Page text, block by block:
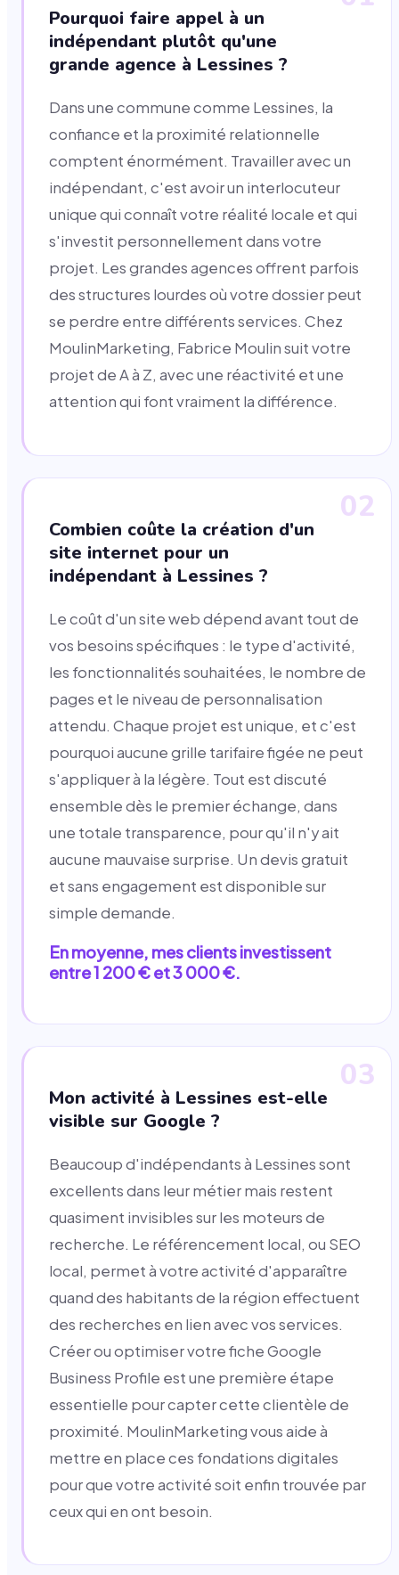
Pourquoi faire appel à un
indépendant plutôt qu'une
grande agence à Lessines ?
Dans une commune comme Lessines, la
confiance et la proximité relationnelle
comptent énormément. Travailler avec un
indépendant, c'est avoir un interlocuteur
unique qui connaît votre réalité locale et qui
s'investit personnellement dans votre
projet. Les grandes agences offrent parfois
des structures lourdes où votre dossier peut
se perdre entre différents services. Chez
MoulinMarketing, Fabrice Moulin suit votre
projet de A à Z, avec une réactivité et une
attention qui font vraiment la différence.
02
Combien coûte la création d'un
site internet pour un
indépendant à Lessines ?
Le coût d'un site web dépend avant tout de
vos besoins spécifiques : le type d'activité,
les fonctionnalités souhaitées, le nombre de
pages et le niveau de personnalisation
attendu. Chaque projet est unique, et c'est
pourquoi aucune grille tarifaire figée ne peut
s'appliquer à la légère. Tout est discuté
ensemble dès le premier échange, dans
une totale transparence, pour qu'il n'y ait
aucune mauvaise surprise. Un devis gratuit
et sans engagement est disponible sur
simple demande.
En moyenne, mes clients investissent
entre 1 200 € et 3 000 €.
03
Mon activité à Lessines est-elle
visible sur Google ?
Beaucoup d'indépendants à Lessines sont
excellents dans leur métier mais restent
quasiment invisibles sur les moteurs de
recherche. Le référencement local, ou SEO
local, permet à votre activité d'apparaître
quand des habitants de la région effectuent
des recherches en lien avec vos services.
Créer ou optimiser votre fiche Google
Business Profile est une première étape
essentielle pour capter cette clientèle de
proximité. MoulinMarketing vous aide à
mettre en place ces fondations digitales
pour que votre activité soit enfin trouvée par
ceux qui en ont besoin.